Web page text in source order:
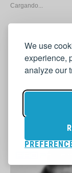
We use
experience,
analyze our
Cargando...